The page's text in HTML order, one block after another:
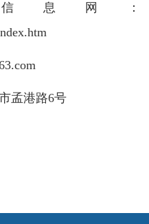
息网：
孟港路6号